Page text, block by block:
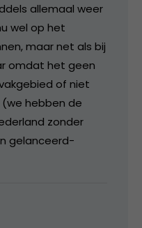
allemaal weer
wel op het
maar net als bij
omdat het geen
of niet
hebben de
zonder
gelanceerd-